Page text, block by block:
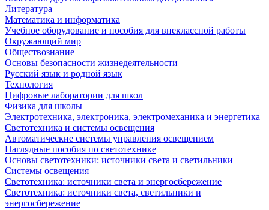
Литература
Математика и информатика
Учебное оборудование и пособия для внеклассной работы
Окружающий мир
Обществознание
Основы безопасности жизнедеятельности
Русский язык и родной язык
Технология
Цифровые лаборатории для школ
Физика для школы
Электротехника, электроника, электромеханика и энергетика
Светотехника и системы освещения
Автоматические системы управления освещением
Наглядные пособия по светотехнике
Основы светотехники: источники света и светильники
Системы освещения
Светотехника: источники света и энергосбережение
Светотехника: источники света, светильники и
энергосбережение